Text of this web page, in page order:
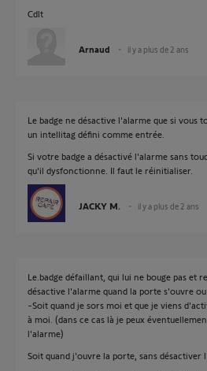
Cdlt
Arnaud il y a plus de 2 ans
Le badge ne désactive l'alarme que si vous
un intellitag défini comme entrée.
Si votre badge a désactivé l'alarme sans
qu'il dysfonctionne. Il faut le réinitialiser.
JACKY M. il y a plus de 2 ans
Le.badge défaillant, qui lui ne bouge pas et
désactive l'alarme quand la porte s'ouvre
-Soit quand je sors moi et que je viens
à moi. (dans ce cas là je peux
l'alarme)
Soit quand j'ouvre la porte, sans désactiver